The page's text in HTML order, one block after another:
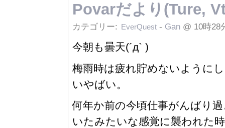
Povarだより(Ture,
カテゴリー: EverQuest - Gan @ 10時28
今朝も曇天(´д` )
梅雨時は疲れ貯めないように
いやばい。
何年か前の今頃仕事がんばり
いたみたいな感覚に襲われた